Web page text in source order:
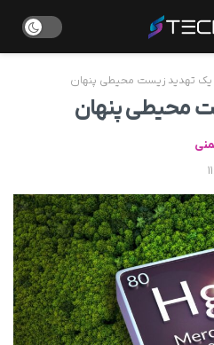
یک تهدید زیست محیطی پنهان
محیطی پنهان